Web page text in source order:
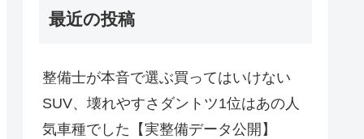
最近の投稿
整備士が本音で選ぶ買ってはいけない
SUV、壊れやすさダントツ1位はあの人
気車種でした【実整備データ公開】